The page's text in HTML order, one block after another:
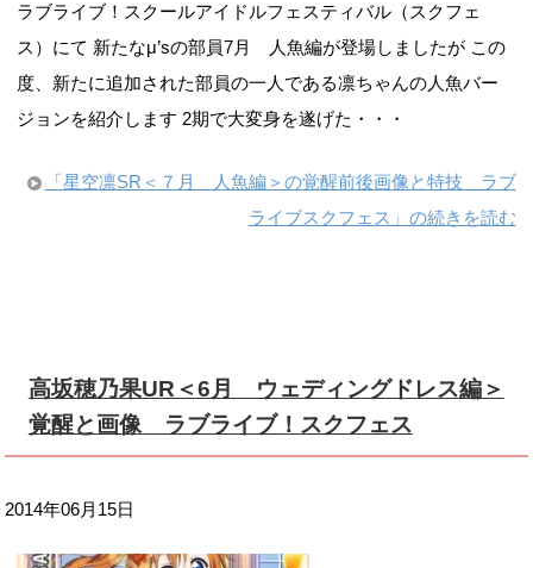
ラブライブ！スクールアイドルフェスティバル（スクフェ
ス）にて 新たなμ’sの部員7月 人魚編が登場しましたが この
度、新たに追加された部員の一人である凛ちゃんの人魚バー
ジョンを紹介します 2期で大変身を遂げた・・・
「星空凛SR＜７月 人魚編＞の覚醒前後画像と特技 ラブ
ライブスクフェス」の続きを読む
高坂穂乃果UR＜6月 ウェディングドレス編＞
覚醒と画像 ラブライブ！スクフェス
2014年06月15日